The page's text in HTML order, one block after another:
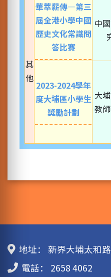
其
他
華萃薪傳—第三
屆全港小學中國
歷史文化常識問
答比賽
中
2023-2024學年
度大埔區小學生
獎勵計劃
大
教
地址：
新界大埔太和
電話：
2658 4062